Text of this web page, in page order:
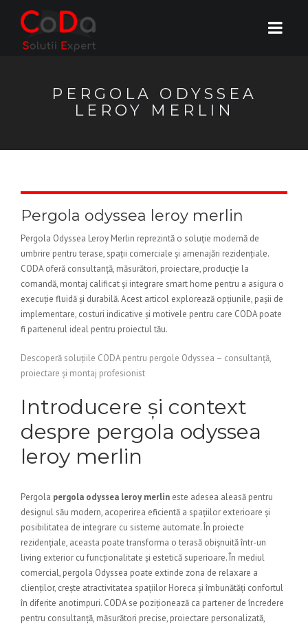
PERGOLA ODYSSEA
LEROY MERLIN
Pergola odyssea leroy merlin
Pergola Odyssea Leroy Merlin reprezintă o soluție modernă de
umbrire pentru terase, spații comerciale și amenajări rezidențiale.
CODA oferă consultanță, măsurători, proiectare, producție la
comandă, montaj calificat și integrare smart home pentru a asigura o
execuție fluidă și durabilă. Acest articol explorează opțiunile, pașii de
implementare, costuri indicative și motivele pentru care CODA poate
fi partenerul ideal pentru proiectul tău.
Descoperă soluțiile CODA pentru pergole Odyssea – consultanță,
proiectare și montaj profesionist
Introducere și context
despre pergola odyssea
leroy merlin
Pergola pergola odyssea leroy merlin este adesea aleasă pentru
designul său modern, acoperirea eficientă a spațiilor exterioare și
posibilitatea de integrare cu sisteme automate. În proiecte
rezidențiale, aceasta poate transforma o terasă obișnuită într-un
living exterior cu funcționalitate și estetică superioare. În mediul
comercial, pergola Odyssea poate extinde zona de relaxare a
clienților, crește atractivitatea spațiilor Horeca și îmbunătăți confortul
în diferite anotimpuri. CODA se poziționează ca partener de încredere
pentru consultanță, măsurători precise, proiectare personalizată,